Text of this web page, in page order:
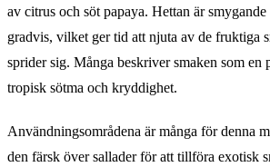
av citrus och söt papaya. Hettan är
gradvis, vilket ger tid att njuta av de fruktiga
sprider sig. Många beskriver smaken som en
tropisk sötma och kryddighet.
Användningsområdena är många för denna
den färsk över sallader för att tillföra exotisk